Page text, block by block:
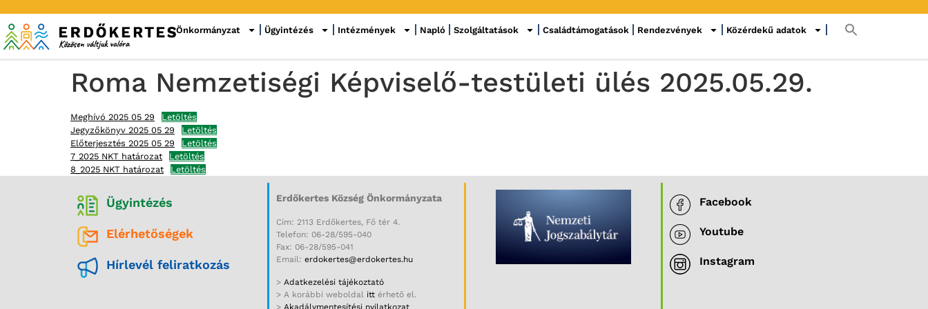
Önkormányzat Ügyintézés Intézmények Napló Szolgáltatások Családtámogatások Rendezvények Közérdekű adatok
Roma Nemzetiségi Képviselő-testületi ülés 2025.05.29.
Meghívó 2025 05 29
Letöltés
Jegyzőkönyv 2025 05 29
Letöltés
Előterjesztés 2025 05 29
Letöltés
7_2025 NKT határozat
Letöltés
8_2025 NKT határozat
Letöltés
Ügyintézés
Elérhetőségek
Hírlevél feliratkozás
Erdőkertes Község Önkormányzata
Cím: 2113 Erdőkertes, Fő tér 4.
Telefon: 06-28/595-040
Fax: 06-28/595-041
Email: erdokertes@erdokertes.hu
> Adatkezelési tájékoztató
> A korábbi weboldal itt érhető el.
> Akadálymentesítési nyilatkozat
Facebook
Youtube
Instagram